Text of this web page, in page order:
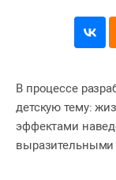
В процессе
детскую тему:
эффектами